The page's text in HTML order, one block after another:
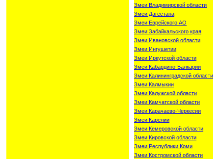
Змеи Владимирской области
Змеи Дагестана
Змеи Еврейского АО
Змеи Забайкальского края
Змеи Ивановской области
Змеи Ингушетии
Змеи Иркутской области
Змеи Кабардино-Балкарии
Змеи Калининградской области
Змеи Калмыкии
Змеи Калужской области
Змеи Камчатской области
Змеи Карачаево-Черкесии
Змеи Карелии
Змеи Кемеровской области
Змеи Кировской области
Змеи Республики Коми
Змеи Костромской области